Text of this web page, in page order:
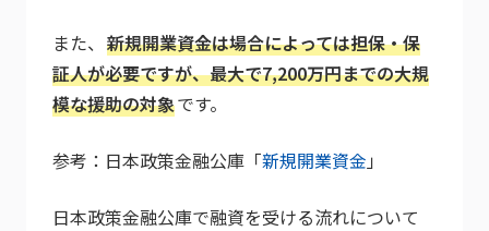
また、 新規開業資金は場合によっては担保・保
証人が必要ですが、最大で7,200万円までの大規
模な援助の対象です。
参考：日本政策金融公庫「新規開業資金 」
日本政策金融公庫で融資を受ける流れについて